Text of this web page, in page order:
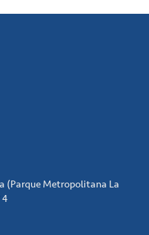
(Parque Metropolitana La
4